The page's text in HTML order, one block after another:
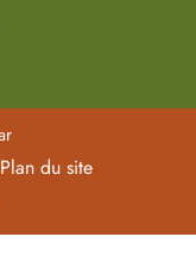
Plan du site